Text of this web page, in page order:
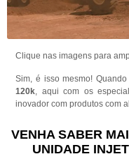
Clique nas imagens para
Sim, é isso mesmo!
120k , aqui com os
inovador com produtos com
VENHA SABER
UNIDADE